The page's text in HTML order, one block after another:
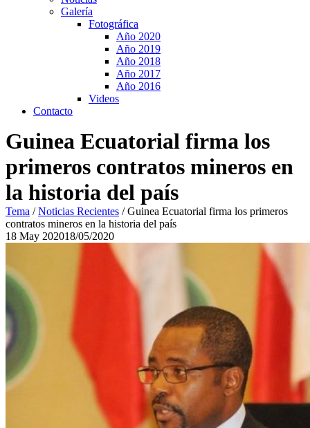
Galería
Fotográfica
Año 2020
Año 2019
Año 2018
Año 2017
Año 2016
Videos
Contacto
Guinea Ecuatorial firma los
primeros contratos mineros en
la historia del país
Tema /Noticias Recientes /Guinea Ecuatorial firma los primeros
contratos mineros en la historia del país
18 May 202018/05/2020